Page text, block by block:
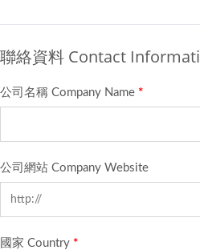
聯絡資料 Contact
公司名稱 Company Name *
公司網站 Company Website
國家 Country *